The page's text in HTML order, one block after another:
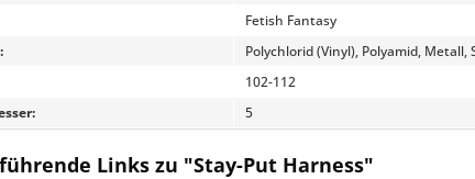
Fetish Fantasy
Polychlorid (Vinyl), Polyamid, Metall,
102-112
5
Links zu "Stay-Put Harness"